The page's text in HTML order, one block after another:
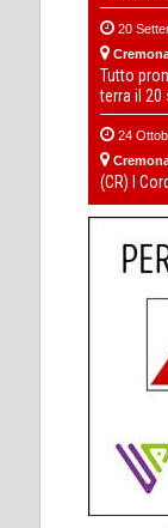
20
Tutto
terra il 20
24
(CR) I